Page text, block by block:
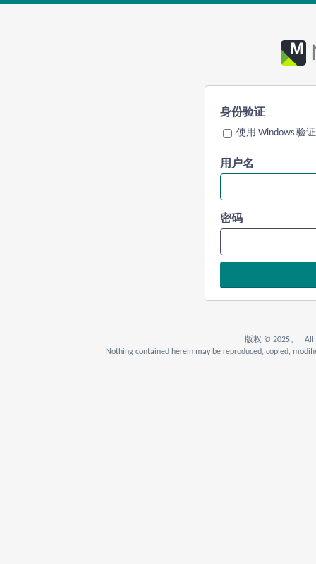
身份验证
使用 Windows 验证
用户名
密码
版权 © 2025。 All
Nothing contained herein may be reproduced, copied,